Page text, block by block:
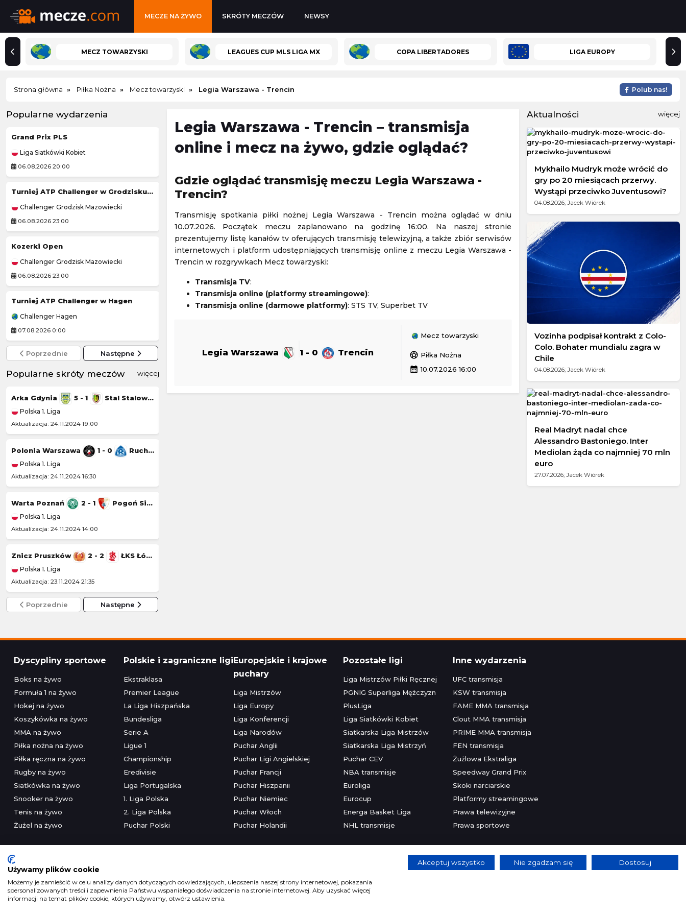
MECZE NA ŻYWO SKRÓTY MECZÓW NEWSY
MECZ TOWARZYSKI LEAGUES CUP MLS LIGA MX COPA LIBERTADORES LIGA EUROPY
Strona główna Piłka Nożna Mecz towarzyski Legia Warszawa - Trencin Polub nas!
Popularne wydarzenia
Grand Prix PLS
Liga Siatkówki Kobiet
06.08.2026 20:00
Turniej ATP Challenger w Grodzisku Mazowieckim
Challenger Grodzisk Mazowiecki
06.08.2026 23:00
Kozerki Open
Challenger Grodzisk Mazowiecki
06.08.2026 23:00
Turniej ATP Challenger w Hagen
Challenger Hagen
07.08.2026 0:00
Tour de Pologne
Kolarstwo
Tour de France (kobiety)
06.08.2026 21:45
Inter Turku - FC Vaduz
Liga Konferencji Europy
Turniej ATP Challenger w Lexington
Liga Europy
06.08.2026 19:30
Maccabi Tel Awiw - CSKA Sofia
Liga Europy
HJK Helsinki - Motherwell
Poprzednie Następne
Popularne skróty meczów więcej
Arka Gdynia 5 - 1 Stal Stalowa Wola
Polska 1. Liga
Aktualizacja: 24.11.2024 19:00
Polonia Warszawa 1 - 0 Ruch Chorzów
Polska 1. Liga
Aktualizacja: 24.11.2024 16:30
Warta Poznań 2 - 1 Pogoń Siedlce
Polska 1. Liga
Aktualizacja: 24.11.2024 14:00
Znicz Pruszków 2 - 2 ŁKS Łódź
Polska 1. Liga
Aktualizacja: 23.11.2024 21:35
Poprzednie Następne
Legia Warszawa - Trencin – transmisja
online i mecz na żywo, gdzie oglądać?
Gdzie oglądać transmisję meczu Legia Warszawa -
Trencin?
Transmisję spotkania piłki nożnej Legia Warszawa - Trencin można oglądać w dniu
10.07.2026. Początek meczu zaplanowano na godzinę 16:00. Na naszej stronie
prezentujemy listę kanałów tv oferujących transmisję telewizyjną, a także zbiór serwisów
internetowych i platform udostępniających transmisję online z meczu Legia Warszawa -
Trencin w rozgrywkach Mecz towarzyski:
Transmisja TV:
Transmisja online (platformy streamingowe):
Transmisja online (darmowe platformy): STS TV, Superbet TV
Legia Warszawa 1 - 0 Trencin
Mecz towarzyski
sports_soccer Piłka Nożna
calendar_month 10.07.2026 16:00
Aktualności więcej
Mykhailo Mudryk może wrócić do
gry po 20 miesiącach przerwy.
Wystąpi przeciwko Juventusowi?
04.08.2026; Jacek Wiórek
Vozinha podpisał kontrakt z Colo-
Colo. Bohater mundialu zagra w
Chile
04.08.2026; Jacek Wiórek
Real Madryt nadal chce
Alessandro Bastoniego. Inter
Mediolan żąda co najmniej 70 mln
euro
27.07.2026; Jacek Wiórek
Dyscypliny sportowe
Boks na żywo
Formuła 1 na żywo
Hokej na żywo
Koszykówka na żywo
MMA na żywo
Piłka nożna na żywo
Piłka ręczna na żywo
Rugby na żywo
Siatkówka na żywo
Snooker na żywo
Tenis na żywo
Żużel na żywo
Polskie i zagraniczne ligi
Ekstraklasa
Premier League
La Liga Hiszpańska
Bundesliga
Serie A
Ligue 1
Championship
Eredivisie
Liga Portugalska
1. Liga Polska
2. Liga Polska
Puchar Polski
Europejskie i krajowe
puchary
Liga Mistrzów
Liga Europy
Liga Konferencji
Liga Narodów
Puchar Anglii
Puchar Ligi Angielskiej
Puchar Francji
Puchar Hiszpanii
Puchar Niemiec
Puchar Włoch
Puchar Holandii
Pozostałe ligi
Liga Mistrzów Piłki Ręcznej
PGNIG Superliga Mężczyzn
PlusLiga
Liga Siatkówki Kobiet
Siatkarska Liga Mistrzów
Siatkarska Liga Mistrzyń
Puchar CEV
NBA transmisje
Euroliga
Eurocup
Energa Basket Liga
NHL transmisje
Inne wydarzenia
UFC transmisja
KSW transmisja
FAME MMA transmisja
Clout MMA transmisja
PRIME MMA transmisja
FEN transmisja
Żużlowa Ekstraliga
Speedway Grand Prix
Skoki narciarskie
Platformy streamingowe
Prawa telewizyjne
Prawa sportowe
Kontakt•Reklama• Polityka prywatności
Serwis wyłącznie dla osób powyżej 18 lat. Hazard może uzależniać. Graj odpowiedzialnie.
Używamy plików cookie
Możemy je zamieścić w celu analizy danych dotyczących odwiedzających, ulepszenia naszej strony internetowej, pokazania
spersonalizowanych treści i zapewnienia Państwu wspaniałego doświadczenia na stronie internetowej. Aby uzyskać więcej
informacji na temat plików cookie, których używamy, otwórz ustawienia.
Akceptuj wszystko Nie zgadzam się Dostosuj